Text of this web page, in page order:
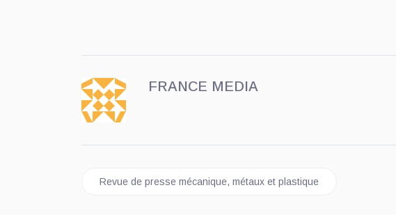
FRANCE MEDIA
Article précédent : Revue de presse mécanique, métaux et plastique
Revue de presse mécanique, métaux et plastique